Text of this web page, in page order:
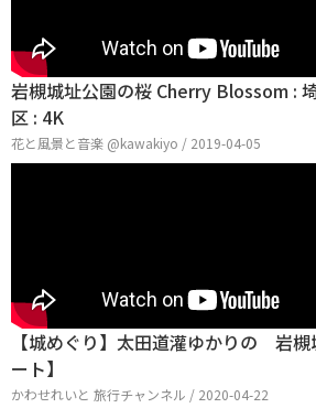
岩槻城址公園の桜 Cherry Blossom :
区 : 4K
花と風景と音楽 @kawakiyo / 2019-04-05
【城めぐり】太田道灌ゆかりの 岩
ート】
かわせれいと 旅行チャンネル / 2020-04-22